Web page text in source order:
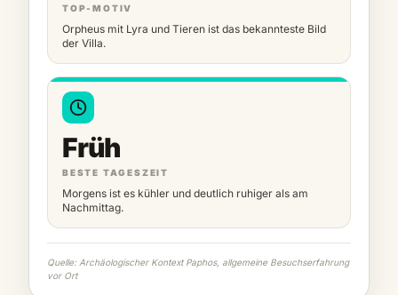
TOP-MOTIV
Orpheus mit Lyra und Tieren ist das bekannteste Bild
der Villa.
Früh
BESTE TAGESZEIT
Morgens ist es kühler und deutlich ruhiger als am
Nachmittag.
Quelle: Archäologischer Kontext Paphos, allgemeine Besuchserfahrung
vor Ort